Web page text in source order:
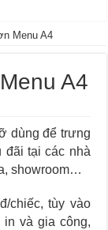
Menu A4
A4
dùng để trưng
đãi tại các nhà
showroom…
chiếc, tùy vào
in và gia công,